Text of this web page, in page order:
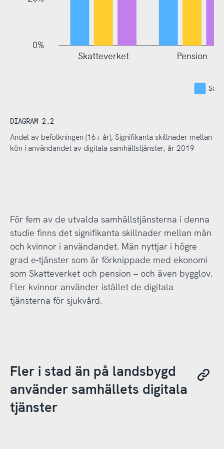
0%
Skatteverket Pension
DIAGRAM 2.2
Andel av befolkningen (16+ år), Signifikanta skillnader mellan
kön i användandet av digitala samhällstjänster, år 2019
För fem av de utvalda samhällstjänsterna i denna
studie finns det signifikanta skillnader mellan män
och kvinnor i användandet. Män nyttjar i högre
grad e-tjänster som är förknippade med ekonomi
som Skatteverket och pension – och även bygglov.
Fler kvinnor använder istället de digitala
tjänsterna för sjukvård.
Fler i stad än på landsbygd
använder samhällets digitala
tjänster